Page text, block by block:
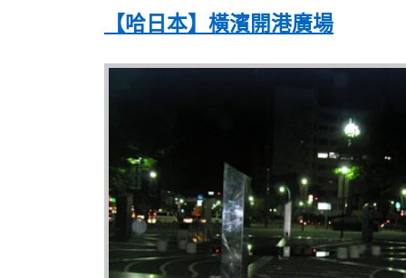
【哈日本】橫濱開港廣場